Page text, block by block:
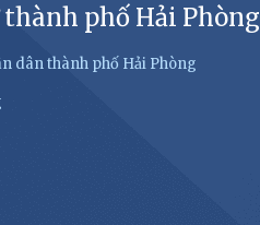
phố Hải Phòng
dân thành phố Hải Phòng